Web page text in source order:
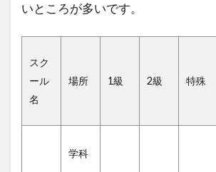
いところが多いです。
スク
ール
名
場所 1級 2級 特殊
学科